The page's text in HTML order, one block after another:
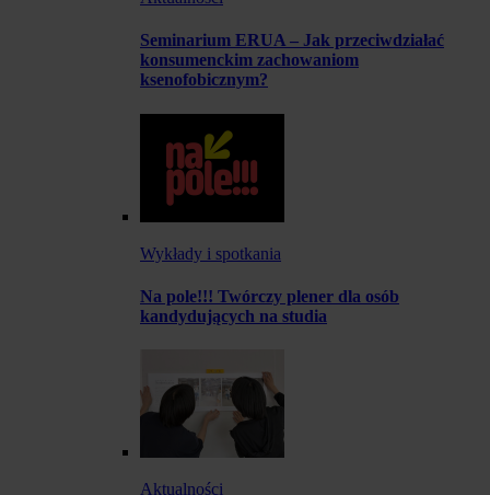
Seminarium ERUA – Jak przeciwdziałać
konsumenckim zachowaniom
ksenofobicznym?
Wykłady i spotkania
Na pole!!! Twórczy plener dla osób
kandydujących na studia
Aktualności